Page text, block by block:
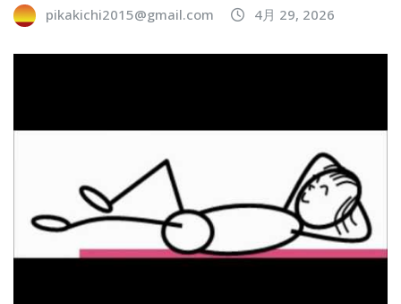
pikakichi2015@gmail.com 4月 29, 2026